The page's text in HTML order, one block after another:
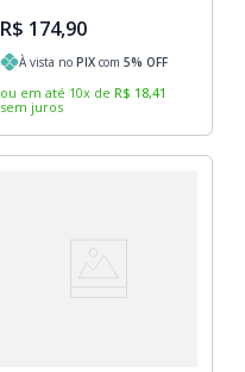
R$ 174,90
À vista no PIX com 5% OFF
ou em até 10x de R$ 18,41
sem juros